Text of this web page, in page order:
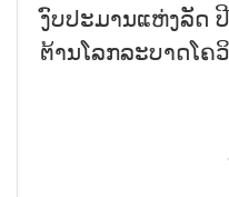
ງົບປະມານແຫ່ງລັດ
ຕ້ານໂລກລະບາດໂຄ